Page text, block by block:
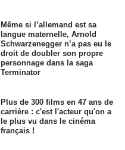
Même si l’allemand est sa
langue maternelle, Arnold
Schwarzenegger n’a pas eu le
droit de doubler son propre
personnage dans la saga
Terminator
Plus de 300 films en 47 ans de
carrière : c'est l'acteur qu'on a
le plus vu dans le cinéma
français !